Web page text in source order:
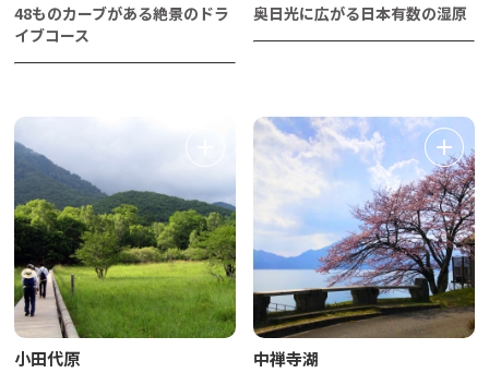
48ものカーブがある絶景のドラ
イブコース
奥日光に広がる日本有数の湿原
小田代原 中禅寺湖